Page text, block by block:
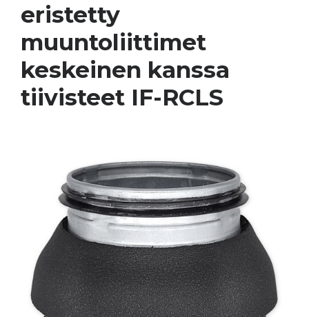
eristetty
muuntoliittimet
keskeinen kanssa
tiivisteet IF-RCLS